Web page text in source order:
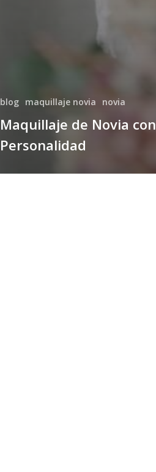
blog maquillaje novia novia
Maquillaje de Novia con
Personalidad